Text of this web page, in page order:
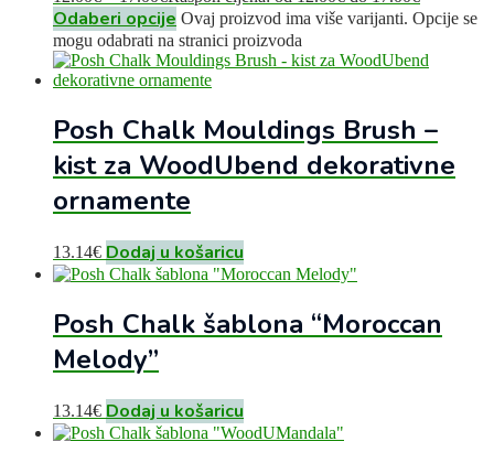
Odaberi opcije Ovaj proizvod ima više varijanti. Opcije se
mogu odabrati na stranici proizvoda
Posh Chalk Mouldings Brush –
kist za WoodUbend dekorativne
ornamente
13.14€ Dodaj u košaricu
Posh Chalk šablona “Moroccan
Melody”
13.14€ Dodaj u košaricu